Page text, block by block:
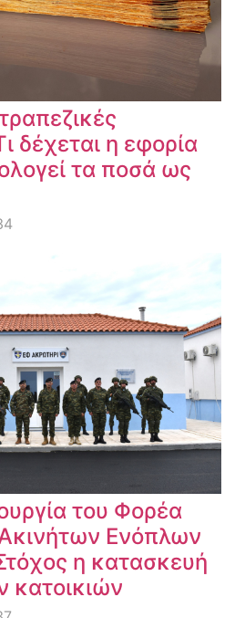
δέχεται η εφορία
τα ποσά ως
του Φορέα
Ενόπλων
η κατασκευή
κατοικιών